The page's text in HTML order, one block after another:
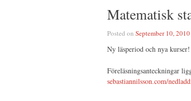
Matematisk
Posted on September 10, 2010
Ny läsperiod och nya
Föreläsningsanteckningar
sebastiannilsson.com/